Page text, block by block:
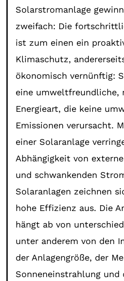
Solarstromanlage
zweifach: Die
ist zum einen ein
Klimaschutz,
ökonomisch vernünftig:
eine umweltfreundliche,
Energieart, die keine
Emissionen verursacht.
einer Solaranlage
Abhängigkeit von
und schwankenden
Solaranlagen zeichnen
hohe Effizienz aus. Die
hängt ab von
unter anderem von den
der Anlagengröße, der
Sonneneinstrahlung und